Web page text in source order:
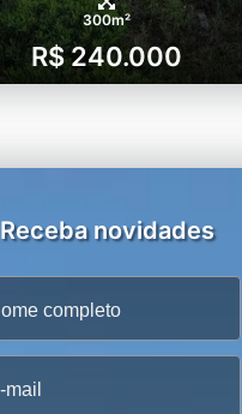
300m²
R$ 240.000
Receba novidades